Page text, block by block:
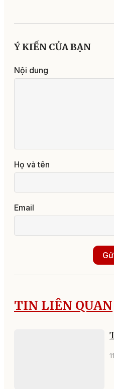
Ý KIẾN CỦA BẠN
Nội dung
Họ và tên
Email
TIN LIÊN QUAN